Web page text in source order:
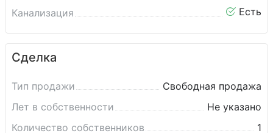
Канализация
Есть
Сделка
Тип продажи
Свободная продажа
Лет в собственности
Не указано
Количество собственников
1